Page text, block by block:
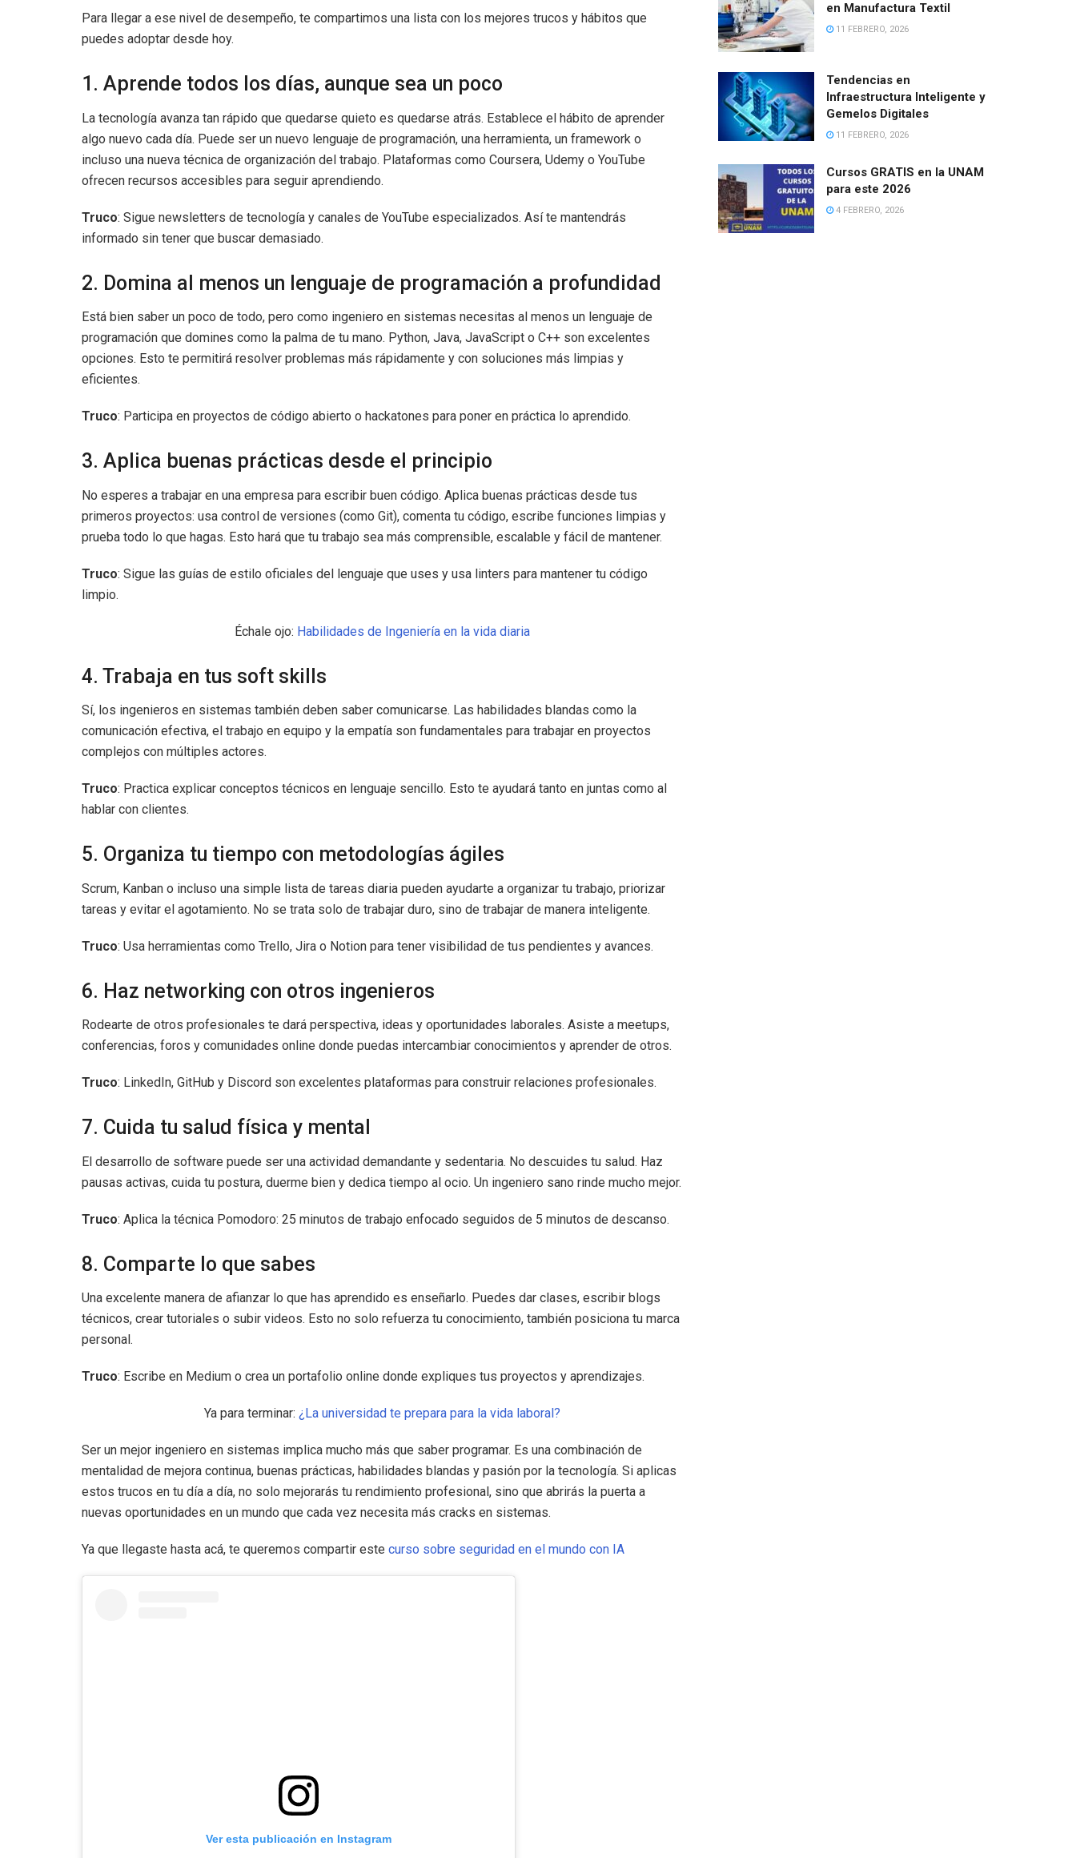
Para llegar a ese nivel de desempeño, te compartimos una lista con los mejores trucos y hábitos que
puedes adoptar desde hoy.
1. Aprende todos los días, aunque sea un poco
La tecnología avanza tan rápido que quedarse quieto es quedarse atrás. Establece el hábito de aprender
algo nuevo cada día. Puede ser un nuevo lenguaje de programación, una herramienta, un framework o
incluso una nueva técnica de organización del trabajo. Plataformas como Coursera, Udemy o YouTube
ofrecen recursos accesibles para seguir aprendiendo.
Truco: Sigue newsletters de tecnología y canales de YouTube especializados. Así te mantendrás
informado sin tener que buscar demasiado.
2. Domina al menos un lenguaje de programación a profundidad
Está bien saber un poco de todo, pero como ingeniero en sistemas necesitas al menos un lenguaje de
programación que domines como la palma de tu mano. Python, Java, JavaScript o C++ son excelentes
opciones. Esto te permitirá resolver problemas más rápidamente y con soluciones más limpias y
eficientes.
Truco: Participa en proyectos de código abierto o hackatones para poner en práctica lo aprendido.
3. Aplica buenas prácticas desde el principio
No esperes a trabajar en una empresa para escribir buen código. Aplica buenas prácticas desde tus
primeros proyectos: usa control de versiones (como Git), comenta tu código, escribe funciones limpias y
prueba todo lo que hagas. Esto hará que tu trabajo sea más comprensible, escalable y fácil de mantener.
Truco: Sigue las guías de estilo oficiales del lenguaje que uses y usa linters para mantener tu código
limpio.
Échale ojo: Habilidades de Ingeniería en la vida diaria
4. Trabaja en tus soft skills
Sí, los ingenieros en sistemas también deben saber comunicarse. Las habilidades blandas como la
comunicación efectiva, el trabajo en equipo y la empatía son fundamentales para trabajar en proyectos
complejos con múltiples actores.
Truco: Practica explicar conceptos técnicos en lenguaje sencillo. Esto te ayudará tanto en juntas como al
hablar con clientes.
5. Organiza tu tiempo con metodologías ágiles
Scrum, Kanban o incluso una simple lista de tareas diaria pueden ayudarte a organizar tu trabajo, priorizar
tareas y evitar el agotamiento. No se trata solo de trabajar duro, sino de trabajar de manera inteligente.
Truco: Usa herramientas como Trello, Jira o Notion para tener visibilidad de tus pendientes y avances.
6. Haz networking con otros ingenieros
Rodearte de otros profesionales te dará perspectiva, ideas y oportunidades laborales. Asiste a meetups,
conferencias, foros y comunidades online donde puedas intercambiar conocimientos y aprender de otros.
Truco: LinkedIn, GitHub y Discord son excelentes plataformas para construir relaciones profesionales.
7. Cuida tu salud física y mental
El desarrollo de software puede ser una actividad demandante y sedentaria. No descuides tu salud. Haz
pausas activas, cuida tu postura, duerme bien y dedica tiempo al ocio. Un ingeniero sano rinde mucho mejor.
Truco: Aplica la técnica Pomodoro: 25 minutos de trabajo enfocado seguidos de 5 minutos de descanso.
8. Comparte lo que sabes
Una excelente manera de afianzar lo que has aprendido es enseñarlo. Puedes dar clases, escribir blogs
técnicos, crear tutoriales o subir videos. Esto no solo refuerza tu conocimiento, también posiciona tu marca
personal.
Truco: Escribe en Medium o crea un portafolio online donde expliques tus proyectos y aprendizajes.
Ya para terminar: ¿La universidad te prepara para la vida laboral?
Ser un mejor ingeniero en sistemas implica mucho más que saber programar. Es una combinación de
mentalidad de mejora continua, buenas prácticas, habilidades blandas y pasión por la tecnología. Si aplicas
estos trucos en tu día a día, no solo mejorarás tu rendimiento profesional, sino que abrirás la puerta a
nuevas oportunidades en un mundo que cada vez necesita más cracks en sistemas.
Ya que llegaste hasta acá, te queremos compartir este curso sobre seguridad en el mundo con IA
Ver esta publicación en Instagram
en Manufactura Textil
11 FEBRERO, 2026
Tendencias en
Infraestructura Inteligente y
Gemelos Digitales
11 FEBRERO, 2026
Cursos GRATIS en la UNAM
para este 2026
4 FEBRERO, 2026